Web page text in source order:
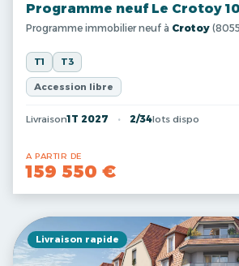
Programme neuf Le Crotoy
Programme immobilier neuf à Crotoy
T1 T3
Accession libre
Livraison1T 2027 2/34lots dispo
A PARTIR DE
159 550 €
Livraison rapide